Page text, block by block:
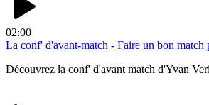
02:00
La conf' d'avant-match - Faire un bon match
Découvrez la conf' d'avant match d'Yvan